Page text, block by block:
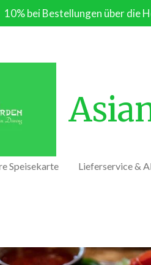
10% bei Bestellungen über die
Speisekarte Lieferservice &